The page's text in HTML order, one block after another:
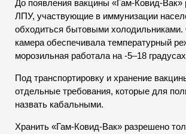
До появления вакцины «Гам-Ковид-Вак»
ЛПУ, участвующие в иммунизации
обходиться бытовыми холодильниками.
камера обеспечивала температурный
морозильная работала на -5–18
Под транспортировку и хранение
отдельные требования, которые для
назвать кабальными.
Хранить «Гам-Ковид-Вак» разрешено